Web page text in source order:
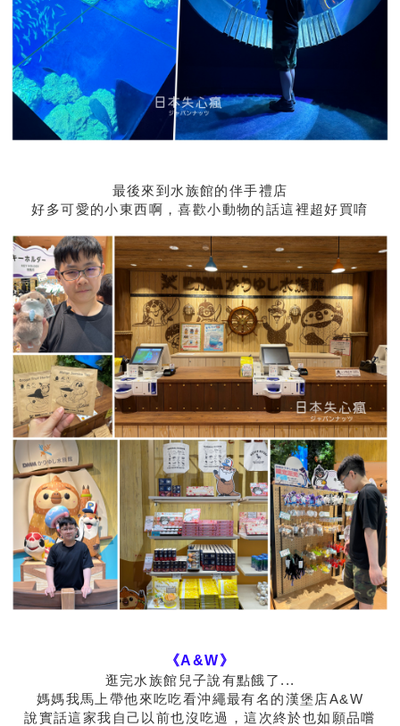
最後來到水族館的伴手禮店
好多可愛的小東西啊，喜歡小動物的話這裡超好買唷
《A&W》
逛完水族館兒子說有點餓了...
媽媽我馬上帶他來吃吃看沖繩最有名的漢堡店A&W
說實話這家我自己以前也沒吃過，這次終於也如願品嚐